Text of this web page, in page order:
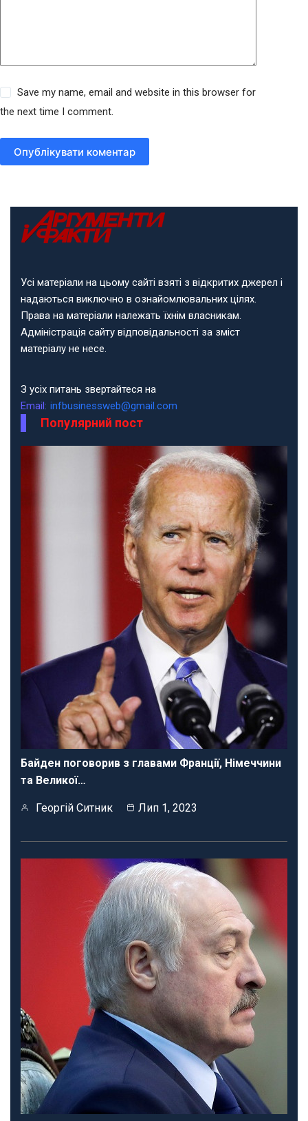
Save my name, email and website in this browser for
the next time I comment.
Опублікувати коментар
Усі матеріали на цьому сайті взяті з відкритих джерел і
надаються виключно в ознайомлювальних цілях.
Права на матеріали належать їхнім власникам.
Адміністрація сайту відповідальності за зміст
матеріалу не несе.
З усіх питань звертайтеся на
Email: infbusinessweb@gmail.com
Популярний пост
Байден поговорив з главами Франції, Німеччини
та Великої…
Георгій Ситник Лип 1, 2023